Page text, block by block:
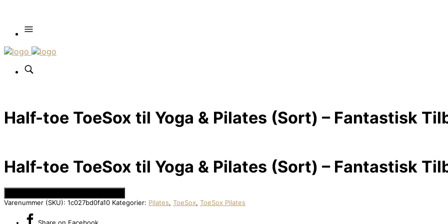
Half-toe ToeSox til Yoga & Pilates (Sort) – Fantastisk
Half-toe ToeSox til Yoga & Pilates (Sort) – Fantastisk
Varenummer (SKU): 1c027bd0fa10 Kategorier: Pilates, ToeSox, ToeSox Pilates
Share on Facebook